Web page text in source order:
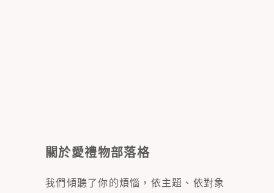
關於愛禮物部落格
我們傾聽了你的煩惱，依主題、依對象